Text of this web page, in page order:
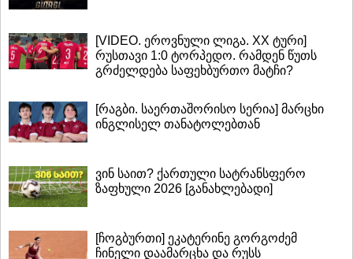
[VIDEO. ეროვნული ლიგა. XX ტური]
რუსთავი 1:0 ტორპედო. რამდენ წუთს
გრძელდება საფეხბურთო მატჩი?
[რაგბი. საერთაშორისო სერია] მარცხი
ინგლისელ თანატოლებთან
ვინ საით? ქართული სატრანსფერო
ზაფხული 2026 [განახლებადი]
[ჩოგბურთი] ეკატერინე გორგოძემ
ჩინელი დაამარცხა და რუსს